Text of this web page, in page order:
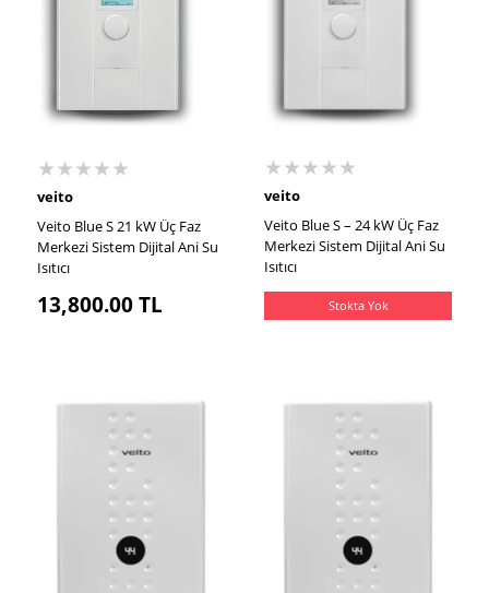
★★★★★
veito
Veito Blue S 21 kW Üç Faz
Merkezi Sistem Dijital Ani Su
Isıtıcı
13,800.00TL
★★★★★
veito
Veito Blue S – 24 kW Üç Faz
Merkezi Sistem Dijital Ani Su
Isıtıcı
Stokta Yok